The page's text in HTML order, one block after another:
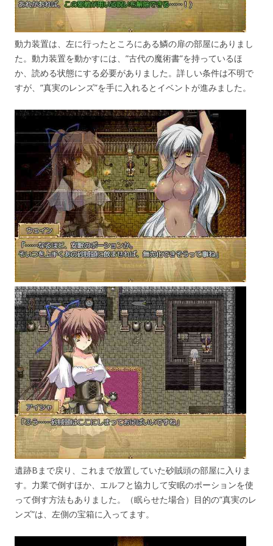
動力装置は、左に行ったところにある鱗の扉の部屋にありまし
た。動力装置を動かすには、”古代の魔術書”を持っているほ
か、読める状態にする必要がありました。詳しい条件は不明で
すが、”真実のレンズ”を手に入れるとイベントが進みました。
遺跡Bまで戻り、これまで放置していた砂賊頭の部屋に入りま
す。力業で倒すほか、エルフと協力して安眠のポーションを使
って倒す方法もありました。（眠らせた場合）目的の”真実のレ
ンズ”は、左側の宝箱に入ってます。